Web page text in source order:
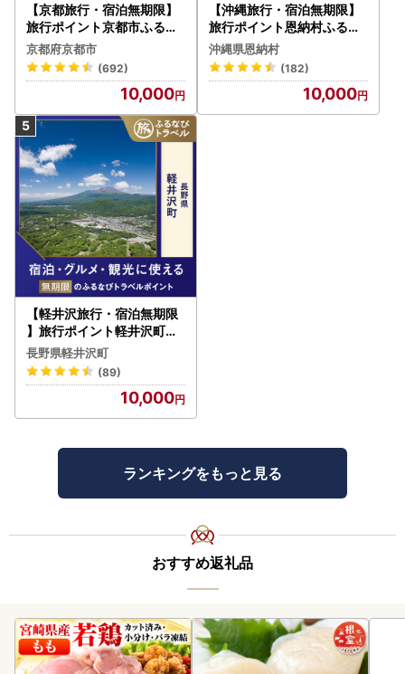
【京都旅行・宿泊無期限】
旅行ポイント京都市ふるな
びトラベルポイント
京都府京都市
(692)
10,000
【沖縄旅行・宿泊無期限】
旅行ポイント恩納村ふるな
びトラベルポイント
沖縄県恩納村
(182)
10,000
【軽井沢旅行・宿泊無期限
】旅行ポイント軽井沢町ふ
るなびトラベルポイント
長野県軽井沢町
(89)
10,000
ランキングをもっと見る
おすすめ返礼品